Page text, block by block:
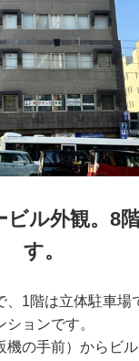
ビル外観。8
す。
1階は立体駐車場
ョンです。
の手前）からビル